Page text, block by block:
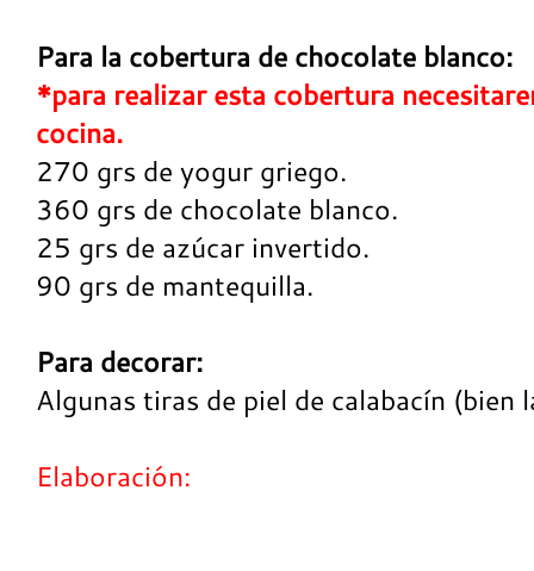
Para la cobertura de chocolate blanco:
*para realizar esta cobertura
cocina.
270 grs de yogur griego.
360 grs de chocolate blanco.
25 grs de azúcar invertido.
90 grs de mantequilla.
Para decorar:
Algunas tiras de piel de calabacín (bien
Elaboración: